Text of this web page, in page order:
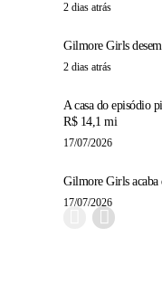
2 dias atrás
Gilmore Girls
2 dias atrás
A casa do episódio
R$ 14,1 mi
17/07/2026
Gilmore Girls acaba
17/07/2026